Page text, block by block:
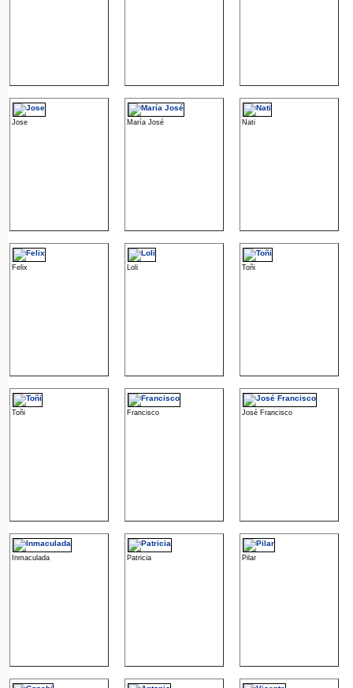
Jose María José Nati
Felix Loli Toñi
Toñi Francisco José Francisco
Inmaculada Patricia Pilar